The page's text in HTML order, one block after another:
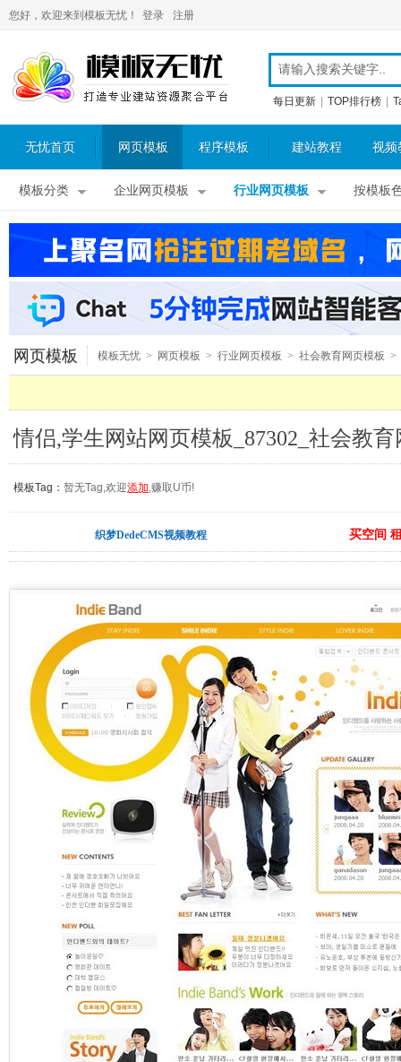
您好，欢迎来到模板无忧！ 登录 注册
每日更新 TOP排行榜
无忧首页 网页模板 程序模板 建站教程 视频
模板分类 企业网页模板 行业网页模板 按模板
网页模板 模板无忧 > 网页模板 > 行业网页模板 > 社会教育网页模板 >
情侣,学生网站网页模板_87302_社会教
模板Tag： 暂无Tag,欢迎添加,赚取U币!
织梦DedeCMS视频教程 买空间